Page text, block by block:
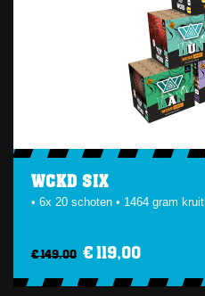
WCKD SIX
• 6x 20 schoten • 1464 gram kruit
€ 149,00 € 119,00